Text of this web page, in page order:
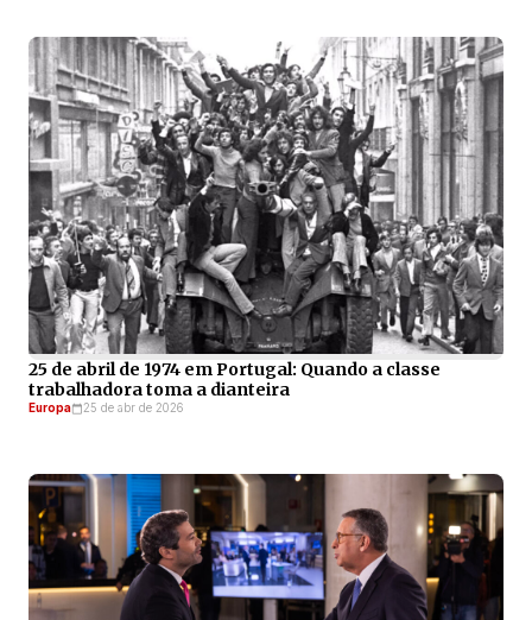
25 de abril de 1974 em Portugal: Quando a classe
trabalhadora toma a dianteira
Europa 25 de abr de 2026